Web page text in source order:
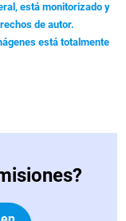
está monitorizado y
de autor.
está totalmente